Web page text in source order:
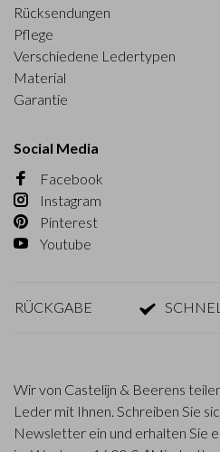
Rücksendungen
Pflege
Verschiedene Ledertypen
Material
Garantie
Social Media
Facebook
Instagram
Pinterest
Youtube
SCHNELLE
Wir von Castelijn & Beerens
Leder mit Ihnen. Schreiben Sie
Newsletter ein und erhalten Sie